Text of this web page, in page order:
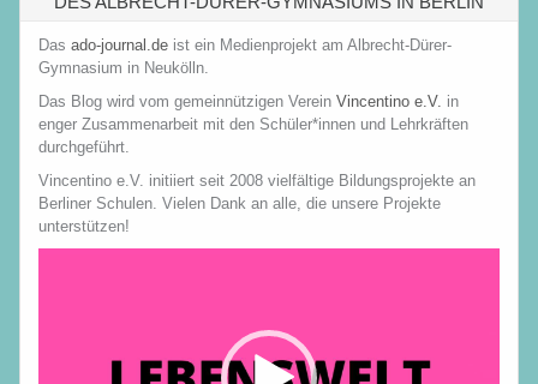
Das ado-journal.de ist ein Medienprojekt am Albrecht-Dürer-
Gymnasium in Neukölln.
Das Blog wird vom gemeinnützigen Verein Vincentino e.V. in
enger Zusammenarbeit mit den Schüler*innen und Lehrkräften
durchgeführt.
Vincentino e.V. initiiert seit 2008 vielfältige Bildungsprojekte an
Berliner Schulen. Vielen Dank an alle, die unsere Projekte
unterstützen!